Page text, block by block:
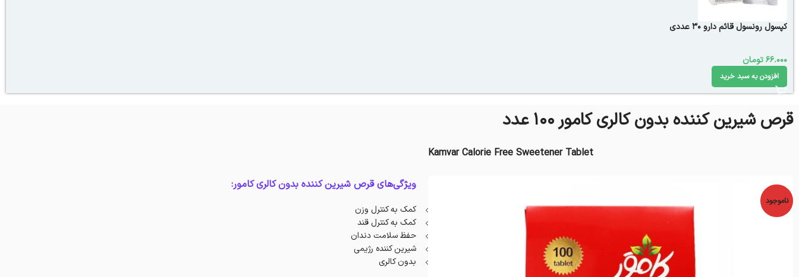
کپسول رونسول قائم دارو 30 عددی
66.000تومان
افزودن به سبد خرید
قرص شیرین کننده بدون کالری کامور 100 عدد
Kamvar Calorie Free Sweetener Tablet
ناموجود
ویژگی‌های قرص شیرین کننده بدون کالری کامور:
کمک به کنترل وزن
کمک به کنترل قند
حفظ سلامت دندان
شیرین کننده رژیمی
بدون کالری